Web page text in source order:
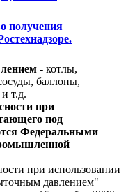
получения
- котлы,
баллоны,
т.д.
при
под
Федеральными
при использовании
давлением"